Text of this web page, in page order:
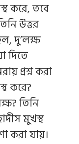
করে, তবে
উত্তর
দু’লক্ষ
দিতে
প্রশ্ন করা
করে?
তিনি
মুখস্থ
করা যায়।